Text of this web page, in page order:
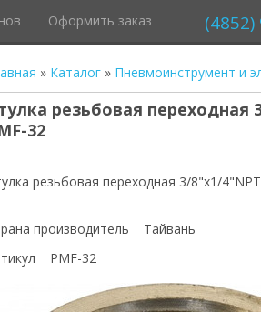
Оформить заказ
» Каталог» Пневмоинструмент и
резьбовая переходная
32
резьбовая переходная 3/8"x1/4"NPT
производитель Тайвань
PMF-32